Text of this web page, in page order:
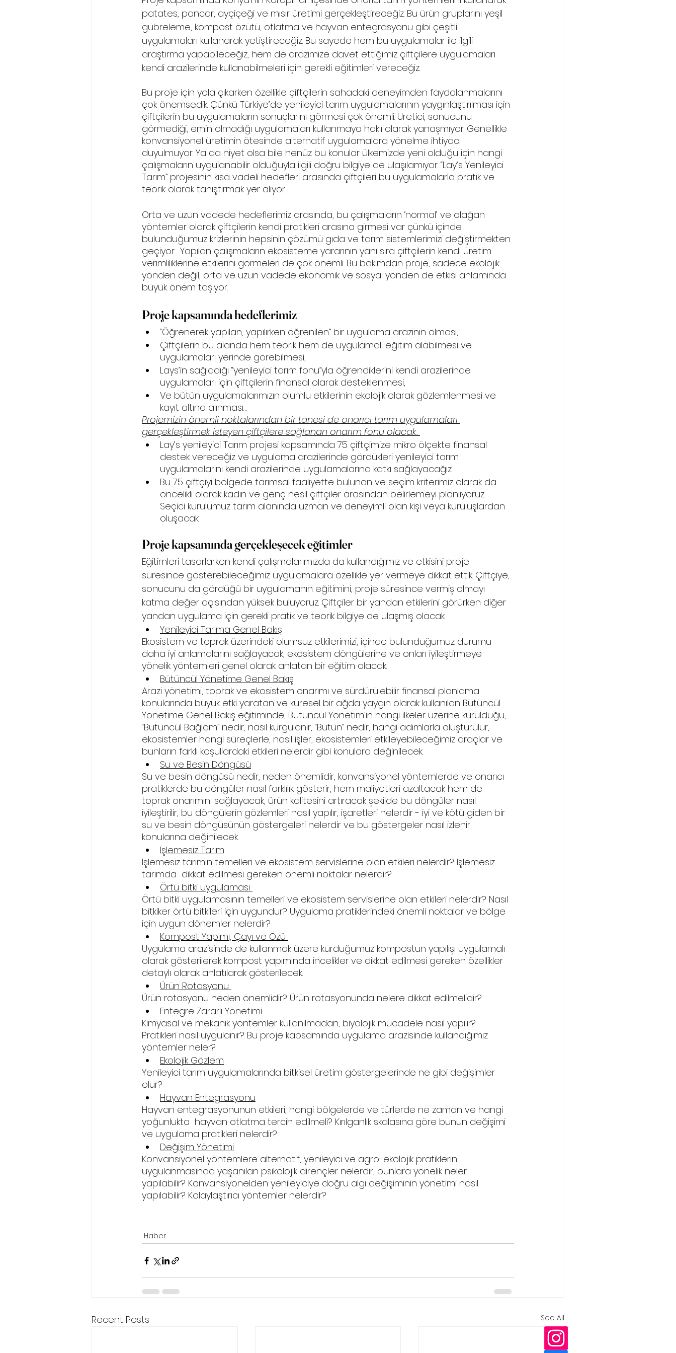
patates, pancar, ayçiçeği ve mısır üretimi gerçekleştireceğiz. Bu ürün gruplarını yeşil
gübreleme, kompost özütü, otlatma ve hayvan entegrasyonu gibi çeşitli
uygulamaları kullanarak yetiştireceğiz. Bu sayede hem bu uygulamalar ile ilgili
araştırma yapabileceğiz, hem de arazimize davet ettiğimiz çiftçilere uygulamaları
kendi arazilerinde kullanabilmeleri için gerekli eğitimleri vereceğiz.
Bu proje için yola çıkarken özellikle çiftçilerin sahadaki deneyimden faydalanmalarını
çok önemsedik. Çünkü Türkiye’de yenileyici tarım uygulamalarının yaygınlaştırılması için
çiftçilerin bu uygulamaların sonuçlarını görmesi çok önemli. Üretici, sonucunu
görmediği, emin olmadığı uygulamaları kullanmaya haklı olarak yanaşmıyor. Genellikle
konvansiyonel üretimin ötesinde alternatif uygulamalara yönelme ihtiyacı
duyulmuyor. Ya da niyet olsa bile henüz bu konular ülkemizde yeni olduğu için hangi
çalışmaların uygulanabilir olduğuyla ilgili doğru bilgiye de ulaşılamıyor. “Lay’s Yenileyici
Tarım” projesinin kısa vadeli hedefleri arasında çiftçileri bu uygulamalarla pratik ve
teorik olarak tanıştırmak yer alıyor.
Orta ve uzun vadede hedeflerimiz arasında, bu çalışmaların ‘normal’ ve olağan
yöntemler olarak çiftçilerin kendi pratikleri arasına girmesi var çünkü içinde
bulunduğumuz krizlerinin hepsinin çözümü gıda ve tarım sistemlerimizi değiştirmekten
geçiyor.  Yapılan çalışmaların ekosisteme yararının yanı sıra çiftçilerin kendi üretim
verimliliklerine etkilerini görmeleri de çok önemli. Bu bakımdan proje, sadece ekolojik
yönden değil, orta ve uzun vadede ekonomik ve sosyal yönden de etkisi anlamında
büyük önem taşıyor.
Proje kapsamında hedeflerimiz
“Öğrenerek yapılan, yapılırken öğrenilen” bir uygulama arazinin olması,
Çiftçilerin bu alanda hem teorik hem de uygulamalı eğitim alabilmesi ve
uygulamaları yerinde görebilmesi,
Lays’in sağladığı “yenileyici tarım fonu”yla öğrendiklerini kendi arazilerinde
uygulamaları için çiftçilerin finansal olarak desteklenmesi,
Ve bütün uygulamalarımızın olumlu etkilerinin ekolojik olarak gözlemlenmesi ve
kayıt altına alınması…
Projemizin önemli noktalarından bir tanesi de onarıcı tarım uygulamaları
gerçekleştirmek isteyen çiftçilere sağlanan onarım fonu olacak.
Lay’s yenileyici Tarım projesi kapsamında 75 çiftçimize mikro ölçekte finansal
destek vereceğiz ve uygulama arazilerinde gördükleri yenileyici tarım
uygulamalarını kendi arazilerinde uygulamalarına katkı sağlayacağız.
Bu 75 çiftçiyi bölgede tarımsal faaliyette bulunan ve seçim kriterimiz olarak da
öncelikli olarak kadın ve genç nesil çiftçiler arasından belirlemeyi planlıyoruz.
Seçici kurulumuz tarım alanında uzman ve deneyimli olan kişi veya kuruluşlardan
oluşacak.
Proje kapsamında gerçekleşecek eğitimler
Eğitimleri tasarlarken kendi çalışmalarımızda da kullandığımız ve etkisini proje
süresince gösterebileceğimiz uygulamalara özellikle yer vermeye dikkat ettik. Çiftçiye,
sonucunu da gördüğü bir uygulamanın eğitimini, proje süresince vermiş olmayı
katma değer açısından yüksek buluyoruz. Çiftçiler bir yandan etkilerini görürken diğer
yandan uygulama için gerekli pratik ve teorik bilgiye de ulaşmış olacak.
Yenileyici Tarıma Genel Bakış
Ekosistem ve toprak üzerindeki olumsuz etkilerimizi, içinde bulunduğumuz durumu
daha iyi anlamalarını sağlayacak, ekosistem döngülerine ve onları iyileştirmeye
yönelik yöntemleri genel olarak anlatan bir eğitim olacak.
Bütüncül Yönetime Genel Bakış
Arazi yönetimi, toprak ve ekosistem onarımı ve sürdürülebilir finansal planlama
konularında büyük etki yaratan ve küresel bir ağda yaygın olarak kullanılan Bütüncül
Yönetime Genel Bakış eğitiminde, Bütüncül Yönetim’in hangi ilkeler üzerine kurulduğu,
“Bütüncül Bağlam” nedir, nasıl kurgulanır, “Bütün” nedir, hangi adımlarla oluşturulur,
ekosistemler hangi süreçlerle, nasıl işler, ekosistemleri etkileyebileceğimiz araçlar ve
bunların farklı koşullardaki etkileri nelerdir gibi konulara değinilecek.
Su ve Besin Döngüsü
Su ve besin döngüsü nedir, neden önemlidir, konvansiyonel yöntemlerde ve onarıcı
pratiklerde bu döngüler nasıl farklılık gösterir, hem maliyetleri azaltacak hem de
toprak onarımını sağlayacak, ürün kalitesini artıracak şekilde bu döngüler nasıl
iyileştirilir, bu döngülerin gözlemleri nasıl yapılır, işaretleri nelerdir - iyi ve kötü giden bir
su ve besin döngüsünün göstergeleri nelerdir ve bu göstergeler nasıl izlenir
konularına değinilecek.
İşlemesiz Tarım
İşlemesiz tarımın temelleri ve ekosistem servislerine olan etkileri nelerdir? İşlemesiz
tarımda  dikkat edilmesi gereken önemli noktalar nelerdir?
Örtü bitki uygulaması
Örtü bitki uygulamasının temelleri ve ekosistem servislerine olan etkileri nelerdir? Nasıl
bitkiker örtü bitkileri için uygundur? Uygulama pratiklerindeki önemli noktalar ve bölge
için uygun dönemler nelerdir?
Kompost Yapımı, Çayı ve Özü
Uygulama arazisinde de kullanmak üzere kurduğumuz kompostun yapılışı uygulamalı
olarak gösterilerek kompost yapımında incelikler ve dikkat edilmesi gereken özellikler
detaylı olarak anlatılarak gösterilecek.
Ürün Rotasyonu
Ürün rotasyonu neden önemlidir? Ürün rotasyonunda nelere dikkat edilmelidir?
Entegre Zararlı Yönetimi
Kimyasal ve mekanik yöntemler kullanılmadan, biyolojik mücadele nasıl yapılır?
Pratikleri nasıl uygulanır? Bu proje kapsamında uygulama arazisinde kullandığımız
yöntemler neler?
Ekolojik Gözlem
Yenileyici tarım uygulamalarında bitkisel üretim göstergelerinde ne gibi değişimler
olur?
Hayvan Entegrasyonu
Hayvan entegrasyonunun etkileri, hangi bölgelerde ve türlerde ne zaman ve hangi
yoğunlukta  hayvan otlatma tercih edilmeli? Kırılganlık skalasına göre bunun değişimi
ve uygulama pratikleri nelerdir?
Değişim Yönetimi
Konvansiyonel yöntemlere alternatif, yenileyici ve agro-ekolojik pratiklerin
uygulanmasında yaşanılan psikolojik dirençler nelerdir, bunlara yönelik neler
yapılabilir? Konvansiyonelden yenileyiciye doğru algı değişiminin yönetimi nasıl
yapılabilir? Kolaylaştırıcı yöntemler nelerdir?
Haber
Recent Posts See All